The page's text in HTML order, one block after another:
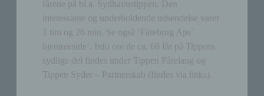
fårene på bl.a. Sydhavnstippen. Den
interessante og underholdende udsendelse varer
1 tim og 26 min. Se også ‘Fårebrug Aps’
hjemmeside‘. Info om de ca. 60 får på Tippens
sydlige del findes under Tippen Fårelaug og
Tippen Syder – Partnerskab (findes via links).